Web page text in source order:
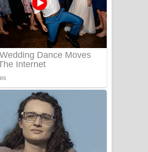
Adare Wadi Nisa Song Lyrics - ආදරේ
වැඩි නිසා ගීතයේ පද පෙළ
UNUHUMA Song Lyrics - උණුහුම
ගීතයේ පද පෙළ
Katakara Song Lyrics - කටකාර ගීතයේ
පද පෙළ
Tharu Yaye Dilena Song Lyrics - තරු